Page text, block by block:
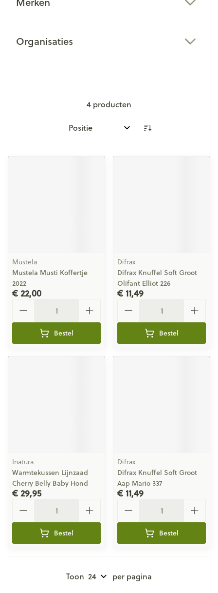
Organisaties
4 producten
Sorteer op:
Mustela
Mustela Musti Koffertje
2022
€ 22,00
Bestel
Difrax
Difrax Knuffel Soft Groot
Olifant Elliot 226
€ 11,49
Bestel
Inatura
Warmtekussen Lijnzaad
Cherry Belly Baby Hond
€ 29,95
Bestel
Difrax
Difrax Knuffel Soft Groot
Aap Mario 337
€ 11,49
Bestel
Toon per pagina